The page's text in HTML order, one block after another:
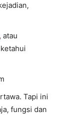
, atau
Tapi ini
fungsi dan